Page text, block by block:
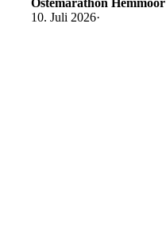
Ostemarathon Hemmoor
10. Juli 2026·